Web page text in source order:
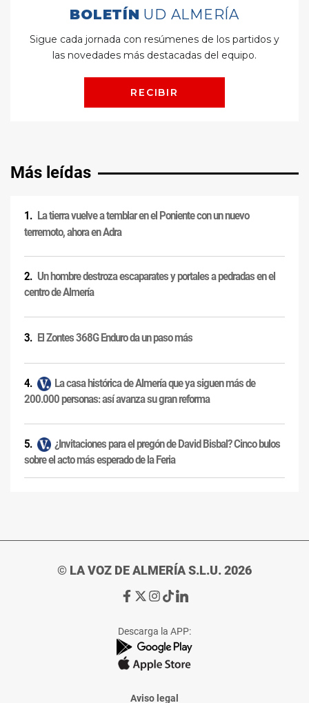
Más leídas
La tierra vuelve a temblar en el Poniente con un nuevo
terremoto, ahora en Adra
Un hombre destroza escaparates y portales a pedradas en el
centro de Almería
El Zontes 368G Enduro da un paso más
La casa histórica de Almería que ya siguen más de
200.000 personas: así avanza su gran reforma
¿Invitaciones para el pregón de David Bisbal? Cinco bulos
sobre el acto más esperado de la Feria
© LA VOZ DE ALMERÍA S.L.U. 2026
Ir
de
La
Voz
Almería
Ir
de
La
Voz
Almería
Ir
de
La
Voz
Almería
Ir
de
La
Voz
Almería
Ir
de
La
Voz
Descarga la APP:
Aviso legal